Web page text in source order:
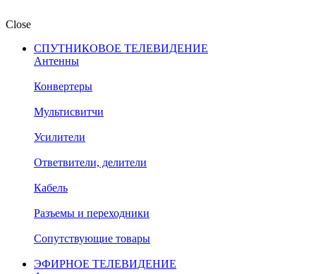
Close
СПУТНИКОВОЕ ТЕЛЕВИДЕНИЕ
Антенны
Конвертеры
Мультисвитчи
Усилители
Ответвители, делители
Кабель
Разъемы и переходники
Сопутствующие товары
ЭФИРНОЕ ТЕЛЕВИДЕНИЕ